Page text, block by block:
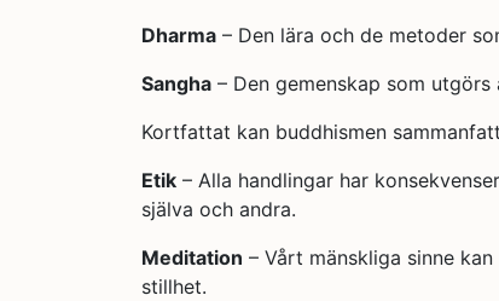
Dharma – Den lära och de metoder
Sangha – Den gemenskap som
Kortfattat kan buddhismen
Etik – Alla handlingar har
själva och andra.
Meditation – Vårt mänskliga sinne
stillhet.